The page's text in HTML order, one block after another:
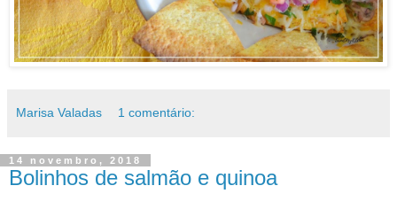
Marisa Valadas 1 comentário:
14 novembro, 2018
Bolinhos de salmão e quinoa